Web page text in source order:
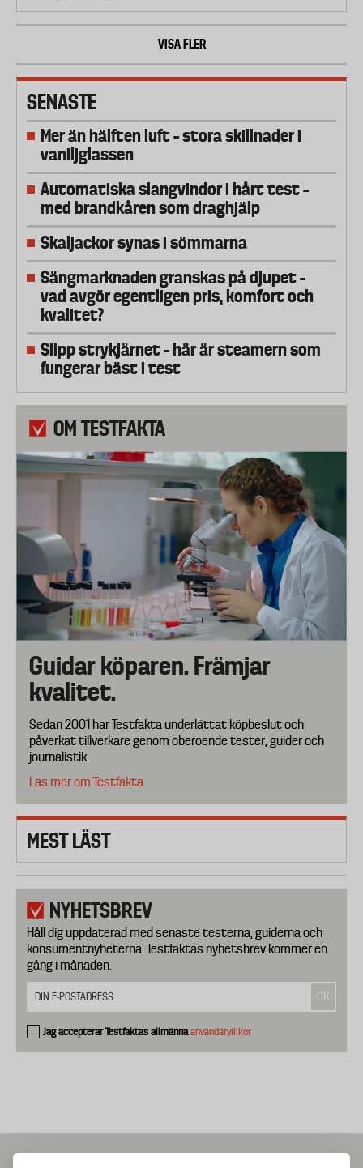
VISA FLER
SENASTE
Mer än hälften luft – stora skillnader i
vaniljglassen
Automatiska slangvindor i hårt test –
med brandkåren som draghjälp
Skaljackor synas i sömmarna
Sängmarknaden granskas på djupet –
vad avgör egentligen pris, komfort och
kvalitet?
Slipp strykjärnet – här är steamern som
fungerar bäst i test
OM TESTFAKTA
Guidar köparen. Främjar
kvalitet.
Sedan 2001 har Testfakta underlättat köpbeslut och
påverkat tillverkare genom oberoende tester, guider och
journalistik.
Läs mer om Testfakta.
MEST LÄST
NYHETSBREV
Håll dig uppdaterad med senaste testerna, guiderna och
konsumentnyheterna. Testfaktas nyhetsbrev kommer en
gång i månaden.
Jag accepterar Testfaktas allmännaanvändarvillkor